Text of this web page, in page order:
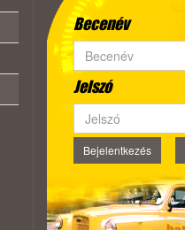
Becenév
Jelszó
Bejelentkezés